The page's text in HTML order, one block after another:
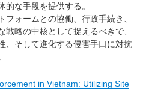
的な手段を提供する。
フォームとの協働、行政手続き、
略の中核として捉えるべきで、
、そして進化する侵害手口に対抗
in Vietnam: Utilizing Site